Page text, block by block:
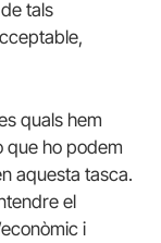
tals
quals hem
que ho podem
aquesta tasca.
el
i